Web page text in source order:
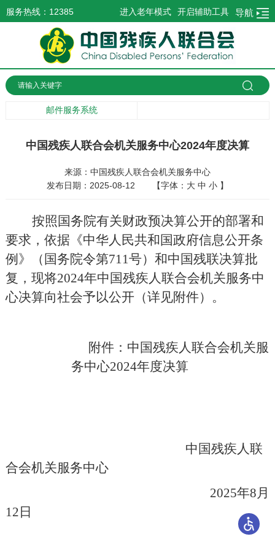
服务热线：12385 导航
开启辅助工具
进入老年模式
邮件服务系统
中国残疾人联合会机关服务中心2024年度决算
来源：中国残疾人联合会机关服务中心
发布日期：2025-08-12
【字体： 大 中 小 】
按照国务院有关财政预决算公开的部署和
要求，依据《中华人民共和国政府信息公开条
例》（国务院令第711号）和中国残联决算批
复，现将2024年中国残疾人联合会机关服务中
心决算向社会予以公开（详见附件）。
附件：中国残疾人联合会机关服
务中心2024年度决算
中国残疾人联
合会机关服务中心
2025年8月
12 日